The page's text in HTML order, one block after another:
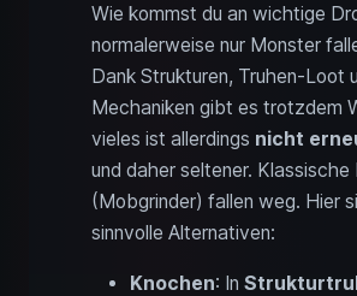
Wie kommst du an wichtige
normalerweise nur Monster
Dank Strukturen, Truhen-Loot
Mechaniken gibt es trotzdem
vieles ist allerdings nicht
und daher seltener. Klassische
(Mobgrinder) fallen weg. Hier
sinnvolle Alternativen:
Knochen: In